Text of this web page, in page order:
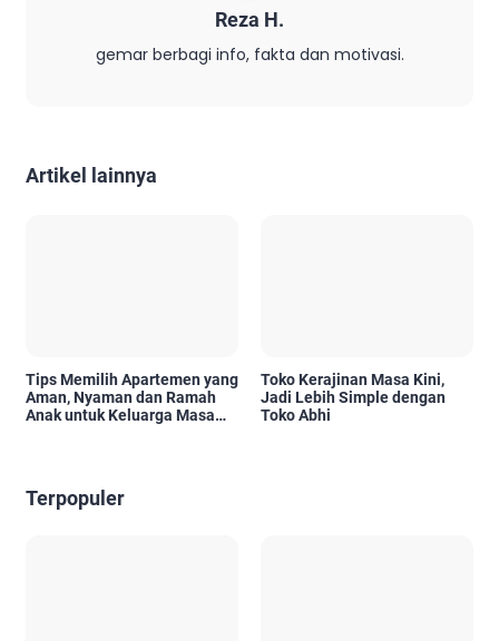
Reza H.
gemar berbagi info, fakta dan motivasi.
Artikel lainnya
Tips Memilih Apartemen yang
Aman, Nyaman dan Ramah
Anak untuk Keluarga Masa
Toko Kerajinan Masa Kini,
Jadi Lebih Simple dengan
Toko Abhi
Terpopuler